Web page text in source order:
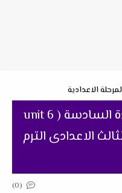
الاعدادية
إمتحان لغة انجليزية الوحدة السادسة ( unit 6
الاعدادى الترم
(0)